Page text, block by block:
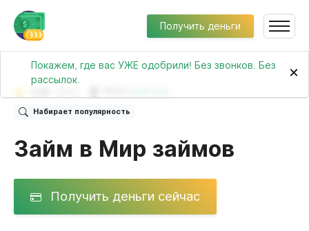
Получить деньги
Покажем, где вас УЖЕ одобрили! Без звонков. Без
рассылок.
×
Набирает популярность
Займ в Мир займов
Получить деньги сейчас